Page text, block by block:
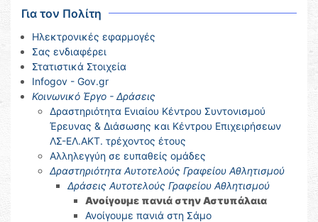
Για τον Πολίτη
Ηλεκτρονικές εφαρμογές
Σας ενδιαφέρει
Στατιστικά Στοιχεία
Infogov - Gov.gr
Κοινωνικό Έργο - Δράσεις
Δραστηριότητα Ενιαίου Κέντρου Συντονισμού
Έρευνας & Διάσωσης και Κέντρου Επιχειρήσεων
ΛΣ-ΕΛ.ΑΚΤ. τρέχοντος έτους
Αλληλεγγύη σε ευπαθείς ομάδες
Δραστηριότητα Αυτοτελούς Γραφείου Αθλητισμού
Δράσεις Αυτοτελούς Γραφείου Αθλητισμού
Ανοίγουμε πανιά στην Αστυπάλαια
Ανοίγουμε πανιά στη Σάμο